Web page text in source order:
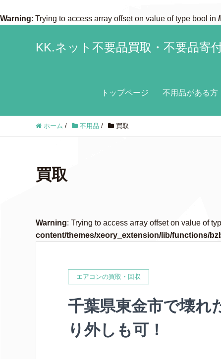
Warning: Trying to access array offset on value of type bool in
KK.ネット不要品買取・不要品寄
トップページ 不用品がある方
ホーム / 不用品 / 買取
買取
Warning: Trying to access array offset on value of
content/themes/xeory_extension/lib/functions/
エアコンの買取・回収
千葉県東金市で壊れ
り外しも可！